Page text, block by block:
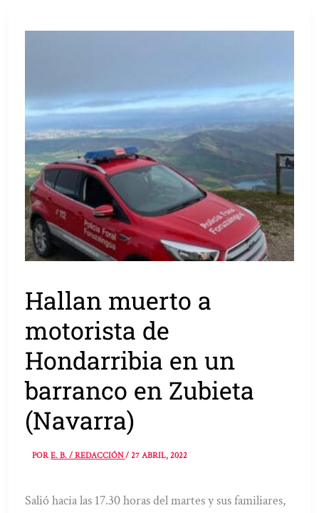
Hallan muerto a
motorista de
Hondarribia en un
barranco en Zubieta
(Navarra)
PORE. B. / REDACCIÓN/27 ABRIL, 2022
Salió hacia las 17.30 horas del martes y sus familiares,